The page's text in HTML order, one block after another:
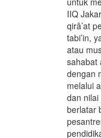
IIQ
qirâ’at
tabi’in,
atau
sahabat
dengan
melalui
dan
berlatar